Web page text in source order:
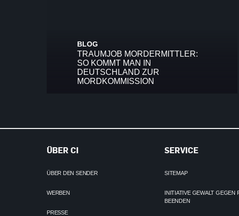
BLOG
TRAUMJOB MORDERMITTLER:
SO KOMMT MAN IN
DEUTSCHLAND ZUR
MORDKOMMISSION
ÜBER CI
ÜBER DEN SENDER
WERBEN
PRESSE
SERVICE
SITEMAP
INITIATIVE GEWALT GEGEN
BEENDEN